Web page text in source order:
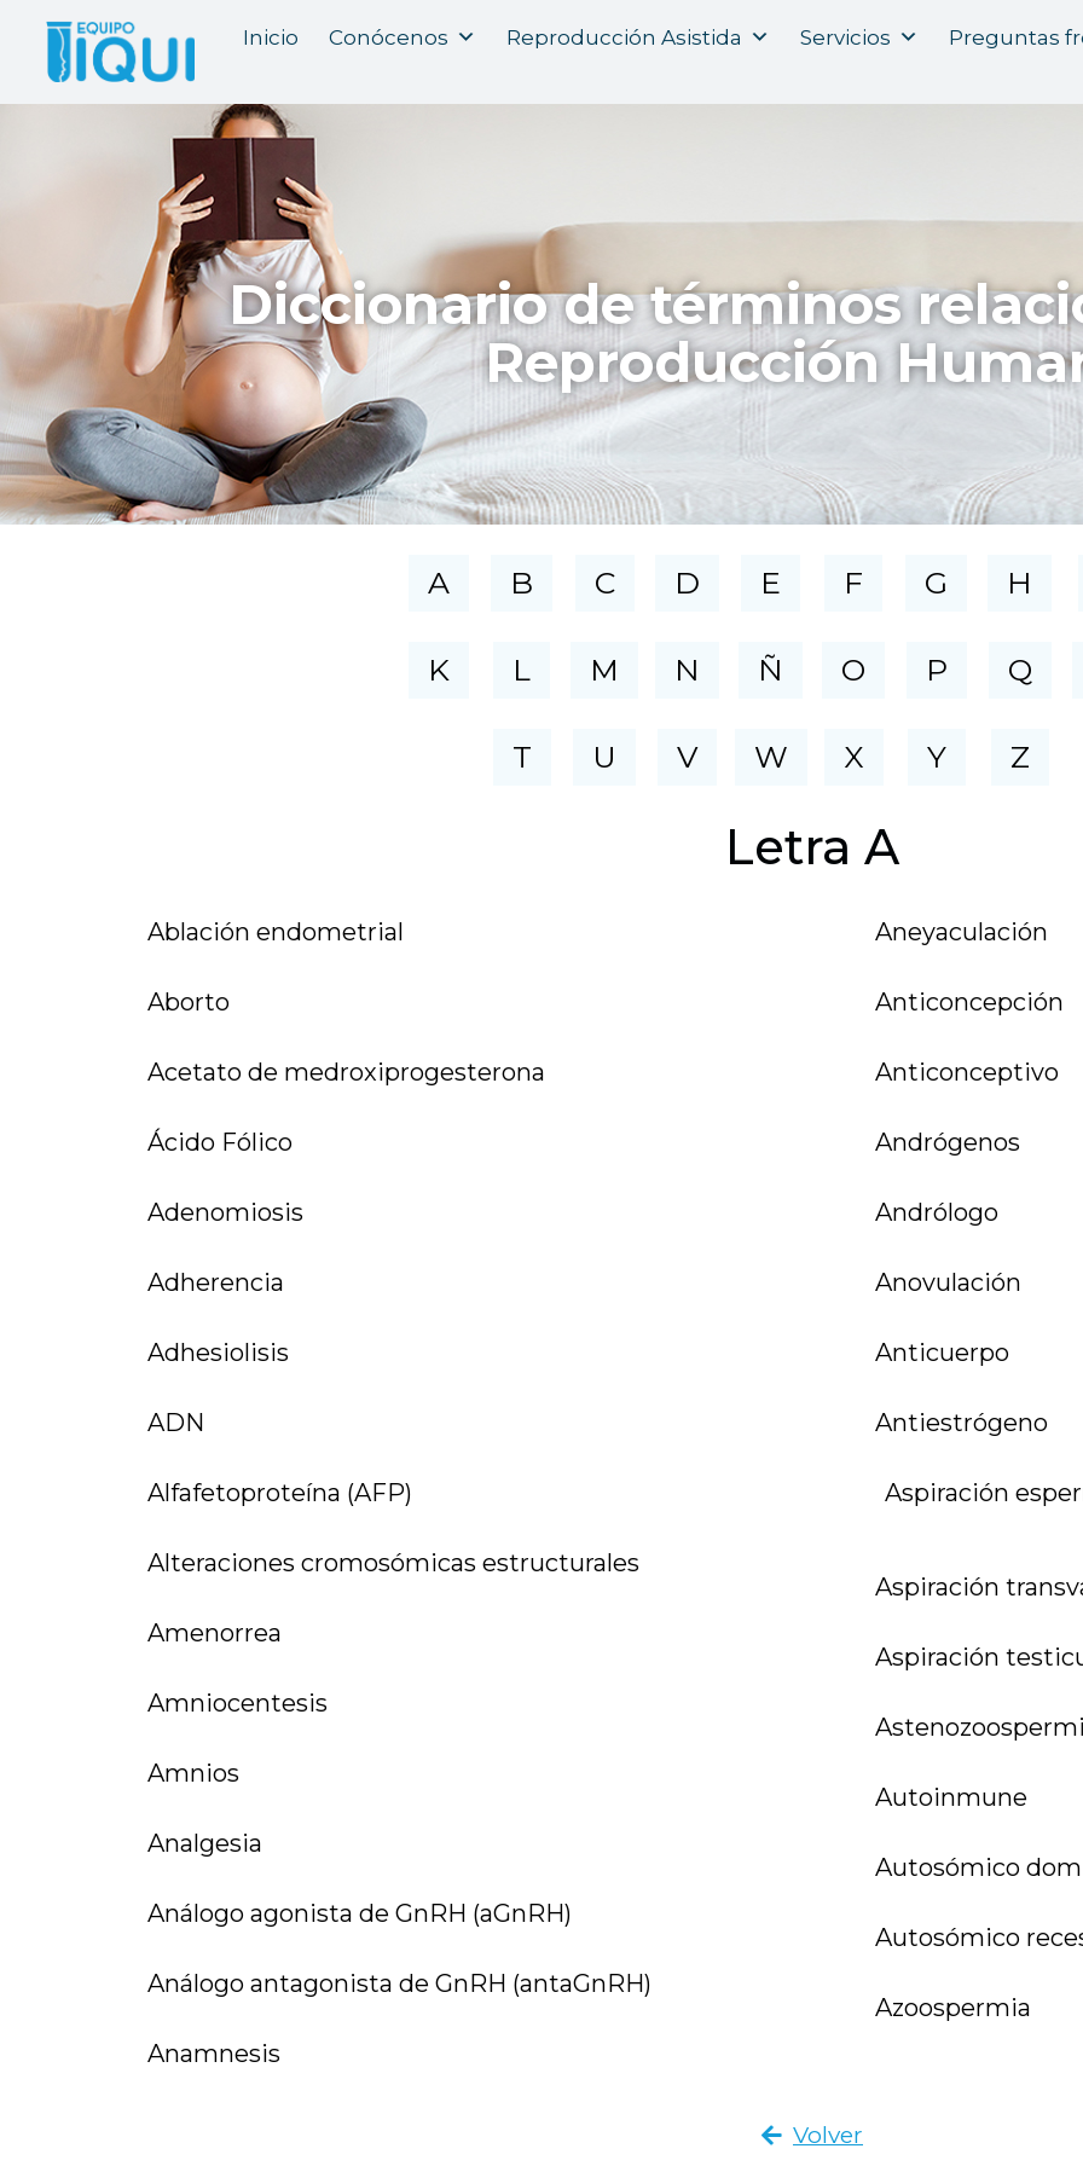
Inicio Conócenos Reproducción Asistida Servicios Preguntas
Diccionario de términos
Reproducción
A
K
B
L
T
C
M
U
D
N
V
E
Ñ
W
F
O
X
G
P
Y
H
Q
Z
Letra A
Ablación endometrial
Aborto
Acetato de medroxiprogesterona
Ácido Fólico
Adenomiosis
Adherencia
Adhesiolisis
ADN
Alfafetoproteína (AFP)
Alteraciones cromosómicas estructurales
Amenorrea
Amniocentesis
Amnios
Analgesia
Análogo agonista de GnRH (aGnRH)
Análogo antagonista de GnRH (antaGnRH)
Anamnesis
Aneyaculación
Anticoncepción
Anticonceptivo
Andrógenos
Andrólogo
Anovulación
Anticuerpo
Antiestrógeno
Aspiración
Aspiración
Aspiración
Autoinmune
Autosómico
Autosómico
Azoospermia
Volver